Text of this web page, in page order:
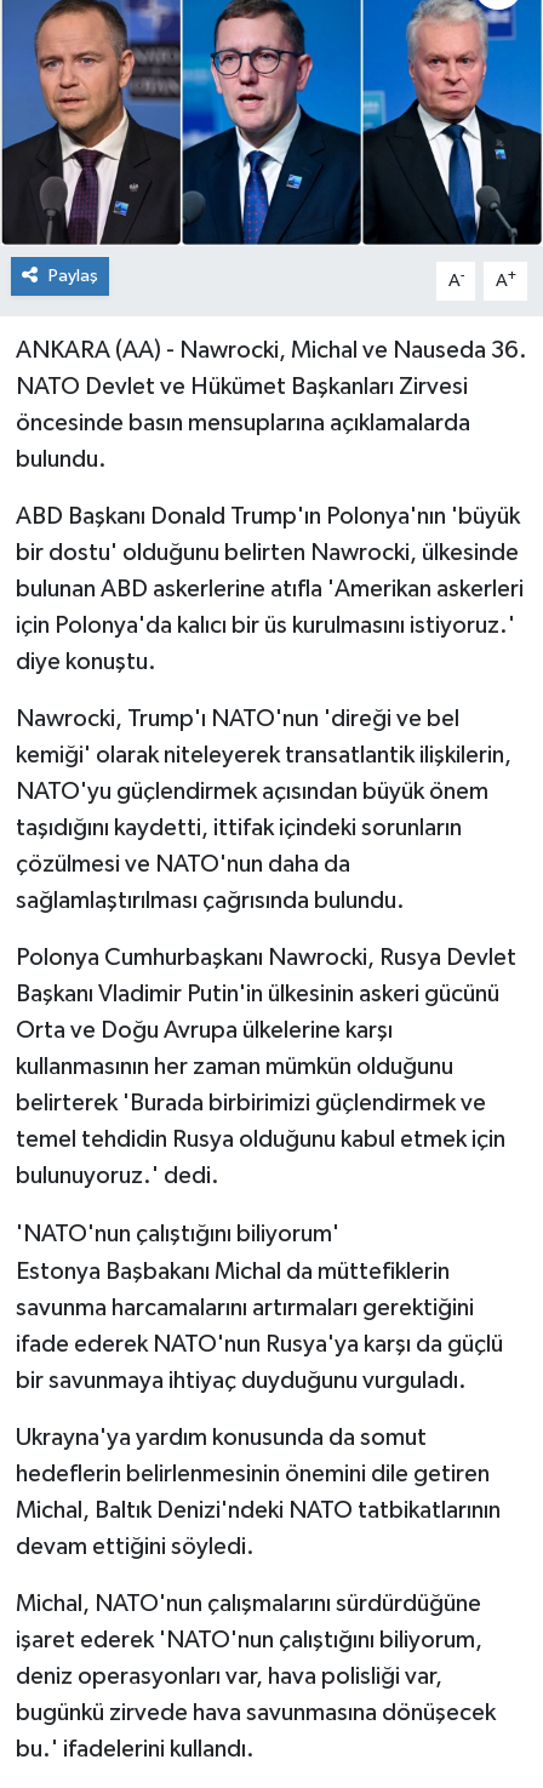
Paylaş A- A+
ANKARA (AA) - Nawrocki, Michal ve Nauseda 36.⁠
⁠NATO Devlet ve Hükümet Başkanları Zirvesi
öncesinde basın mensuplarına açıklamalarda
bulundu.
ABD Başkanı Donald Trump'ın Polonya'nın 'büyük
bir dostu' olduğunu belirten Nawrocki, ülkesinde
bulunan ABD askerlerine atıfla 'Amerikan askerleri
için Polonya'da kalıcı bir üs kurulmasını istiyoruz.'
diye konuştu.
Nawrocki, Trump'ı NATO'nun 'direği ve bel
kemiği' olarak niteleyerek transatlantik ilişkilerin,
NATO'yu güçlendirmek açısından büyük önem
taşıdığını kaydetti, ittifak içindeki sorunların
çözülmesi ve NATO'nun daha da
sağlamlaştırılması çağrısında bulundu.
Polonya Cumhurbaşkanı Nawrocki, Rusya Devlet
Başkanı Vladimir Putin'in ülkesinin askeri gücünü
Orta ve Doğu Avrupa ülkelerine karşı
kullanmasının her zaman mümkün olduğunu
belirterek 'Burada birbirimizi güçlendirmek ve
temel tehdidin Rusya olduğunu kabul etmek için
bulunuyoruz.' dedi.
'NATO'nun çalıştığını biliyorum'
Estonya Başbakanı Michal da müttefiklerin
savunma harcamalarını artırmaları gerektiğini
ifade ederek NATO'nun Rusya'ya karşı da güçlü
bir savunmaya ihtiyaç duyduğunu vurguladı.
Ukrayna'ya yardım konusunda da somut
hedeflerin belirlenmesinin önemini dile getiren
Michal, Baltık Denizi'ndeki NATO tatbikatlarının
devam ettiğini söyledi.
Michal, NATO'nun çalışmalarını sürdürdüğüne
işaret ederek 'NATO'nun çalıştığını biliyorum,
deniz operasyonları var, hava polisliği var,
bugünkü zirvede hava savunmasına dönüşecek
bu.' ifadelerini kullandı.